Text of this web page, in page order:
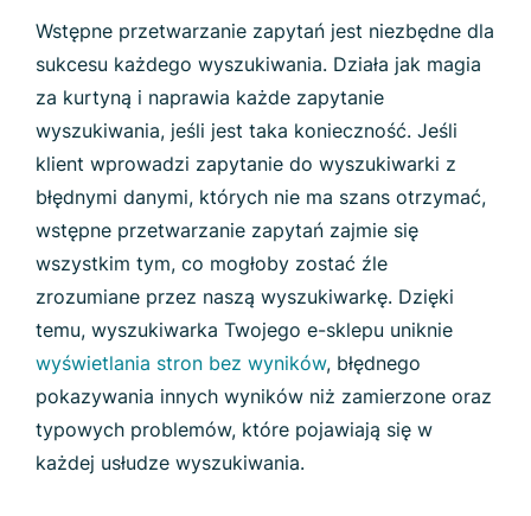
Wstępne przetwarzanie zapytań jest niezbędne dla
sukcesu każdego wyszukiwania. Działa jak magia
za kurtyną i naprawia każde zapytanie
wyszukiwania, jeśli jest taka konieczność. Jeśli
klient wprowadzi zapytanie do wyszukiwarki z
błędnymi danymi, których nie ma szans otrzymać,
wstępne przetwarzanie zapytań zajmie się
wszystkim tym, co mogłoby zostać źle
zrozumiane przez naszą wyszukiwarkę. Dzięki
temu, wyszukiwarka Twojego e-sklepu uniknie
wyświetlania stron bez wyników, błędnego
pokazywania innych wyników niż zamierzone oraz
typowych problemów, które pojawiają się w
każdej usłudze wyszukiwania.